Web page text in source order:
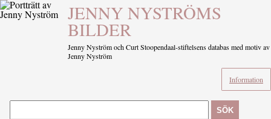
JENNY NYSTRÖMS
BILDER
Jenny Nyström och Curt Stoopendaal-stiftelsens databas med motiv av
Jenny Nyström
Information
SÖK